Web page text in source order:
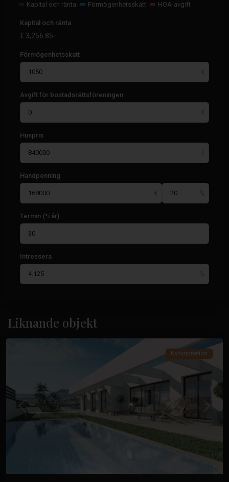
Kapital och ränta Förmögenhetsskatt HOA-avgift
Kapital och ränta
€ 3,256.85
Förmögenhetsskatt
Avgift för bostadsrättsföreningen
Huspris
Handpenning
Termin (*i år)
Intressera
Liknande objekt
Finestrat
Tidigare Nästa
Nybyggnation